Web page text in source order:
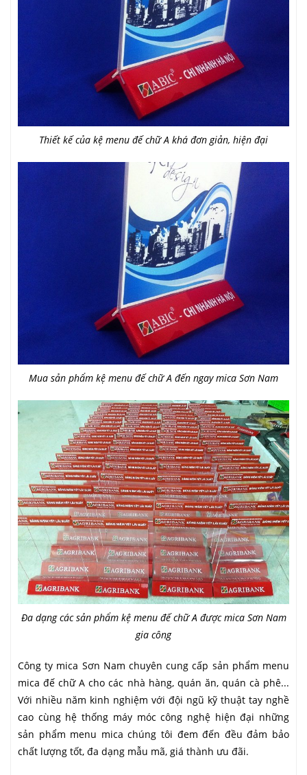
Thiết kế của kệ menu đế chữ A khá đơn giản, hiện đại
Mua sản phẩm kệ menu đế chữ A đến ngay mica Sơn Nam
Đa dạng các sản phẩm kệ menu đế chữ A được mica Sơn Nam
gia công
Công ty mica Sơn Nam chuyên cung cấp sản phẩm menu
mica đế chữ A cho các nhà hàng, quán ăn, quán cà phê...
Với nhiều năm kinh nghiệm với đội ngũ kỹ thuật tay nghề
cao cùng hệ thống máy móc công nghệ hiện đại những
sản phẩm menu mica chúng tôi đem đến đều đảm bảo
chất lượng tốt, đa dạng mẫu mã, giá thành ưu đãi.